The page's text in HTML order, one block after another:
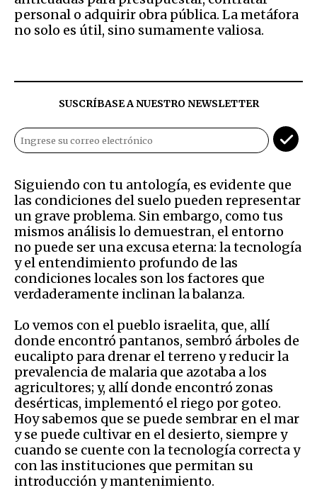
personal o adquirir obra pública. La metáfora
no solo es útil, sino sumamente valiosa.
SUSCRÍBASE A NUESTRO NEWSLETTER
Siguiendo con tu antología, es evidente que
las condiciones del suelo pueden representar
un grave problema. Sin embargo, como tus
mismos análisis lo demuestran, el entorno
no puede ser una excusa eterna: la tecnología
y el entendimiento profundo de las
condiciones locales son los factores que
verdaderamente inclinan la balanza.
Lo vemos con el pueblo israelita, que, allí
donde encontró pantanos, sembró árboles de
eucalipto para drenar el terreno y reducir la
prevalencia de malaria que azotaba a los
agricultores; y, allí donde encontró zonas
desérticas, implementó el riego por goteo.
Hoy sabemos que se puede sembrar en el mar
y se puede cultivar en el desierto, siempre y
cuando se cuente con la tecnología correcta y
con las instituciones que permitan su
introducción y mantenimiento.